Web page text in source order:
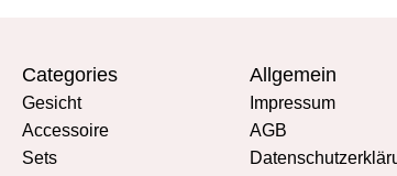
Categories
Gesicht
Accessoire
Sets
Allgemein
Impressum
AGB